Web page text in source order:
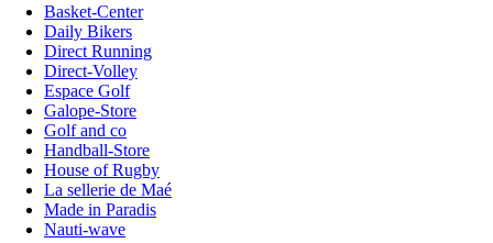
Basket-Center
Daily Bikers
Direct Running
Direct-Volley
Espace Golf
Galope-Store
Golf and co
Handball-Store
House of Rugby
La sellerie de Maé
Made in Paradis
Nauti-wave